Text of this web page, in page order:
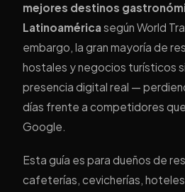
mejores destinos
Latinoamérica según World
embargo, la gran mayoría de
hostales y negocios turísticos
presencia digital real —
días frente a competidores
Google.
Esta guía es para dueños de
cafeterías, cevicherías,